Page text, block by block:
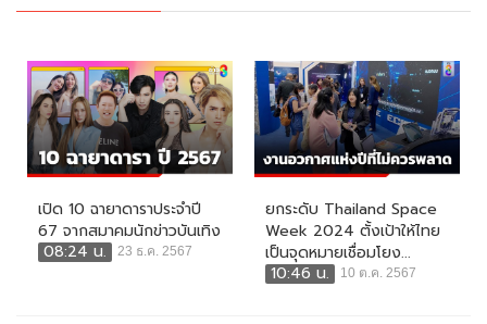
เปิด 10 ฉายาดาราประจำปี
67 จากสมาคมนักข่าวบันเทิง
08:24 น.
23 ธ.ค. 2567
ยกระดับ Thailand Space
Week 2024 ตั้งเป้าให้ไทย
เป็นจุดหมายเชื่อมโยง...
10:46 น.
10 ต.ค. 2567